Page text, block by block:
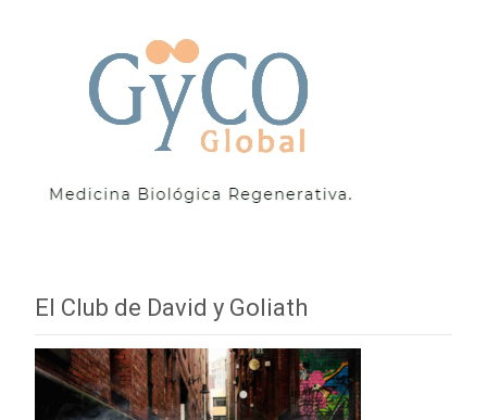
El Club de David y Goliath